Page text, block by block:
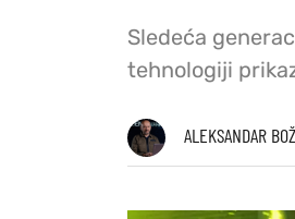
Sledeća
tehnologiji
ALEKSANDAR